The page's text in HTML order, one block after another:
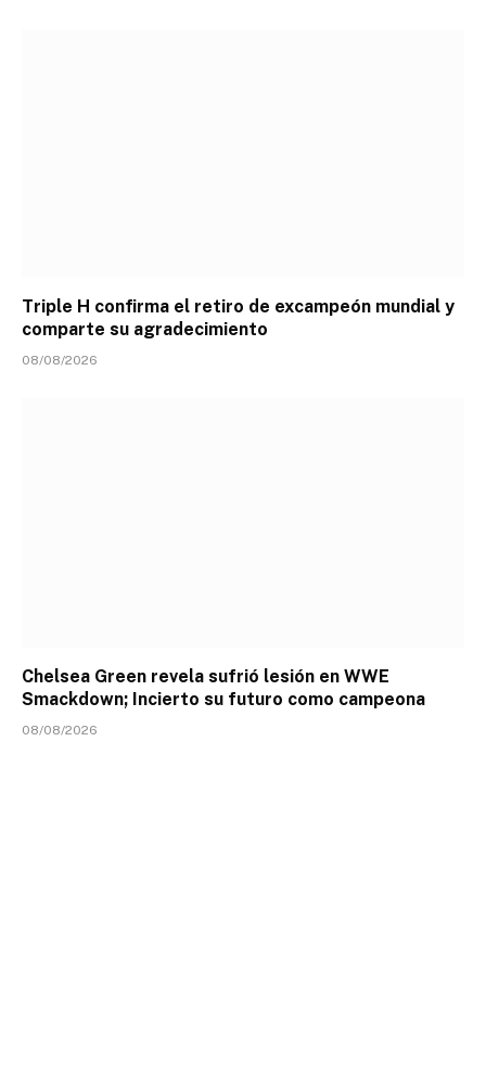
Triple H confirma el retiro de excampeón mundial y
comparte su agradecimiento
08/08/2026
Chelsea Green revela sufrió lesión en WWE
Smackdown; Incierto su futuro como campeona
08/08/2026